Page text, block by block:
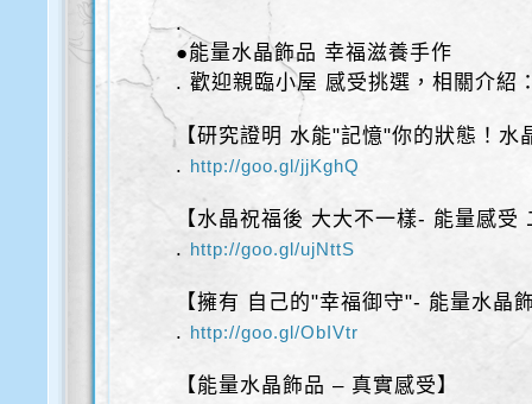
.
●能量水晶飾品 幸福滋養手作
. 歡迎親臨小屋 感受挑選，相關介紹
【研究證明 水能"記憶"你的狀態！水
. http://goo.gl/jjKghQ
【水晶祝福後 大大不一樣- 能量感受
. http://goo.gl/ujNttS
【擁有 自己的"幸福御守"- 能量水晶
. http://goo.gl/ObIVtr
【能量水晶飾品 – 真實感受】